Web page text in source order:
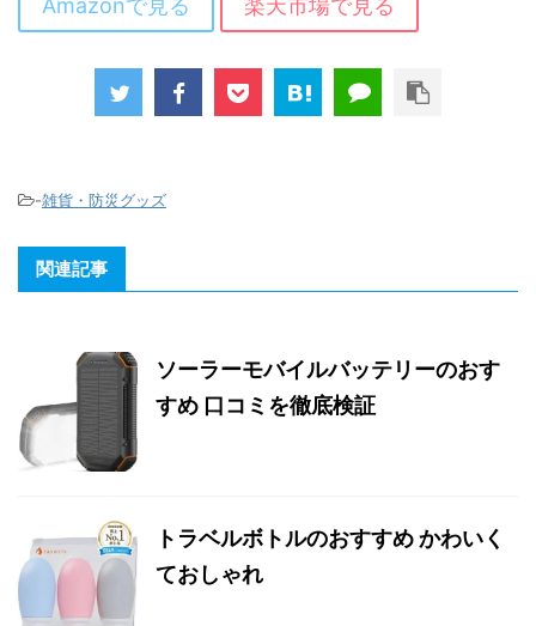
Amazonで見る
楽天市場で見る
-雑貨・防災グッズ
関連記事
ソーラーモバイルバッテリーのおす
すめ 口コミを徹底検証
トラベルボトルのおすすめ かわいく
ておしゃれ